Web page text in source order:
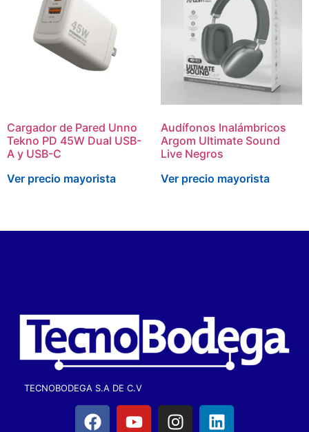
Cargador de Pared Unno
Tekno PD 45W Dual USB-
A y USB-C
Ver precio mayorista
Audífonos Inalámbricos
Argom Ultimate Sound
Live Negros
Ver precio mayorista
TECNOBODEGA S.A DE C.V